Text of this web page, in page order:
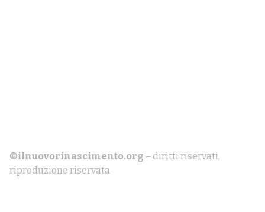
©ilnuovorinascimento.org – diritti riservati,
riproduzione riservata